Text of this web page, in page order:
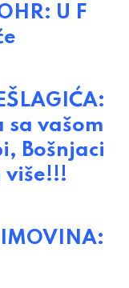
U F
sa vašom
Bošnjaci
više!!!
IMOVINA: